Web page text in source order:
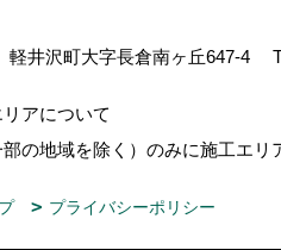
軽井沢町大字長倉南ヶ丘647-4
アについて
の地域を除く）のみに施工エ
プライバシーポリシー